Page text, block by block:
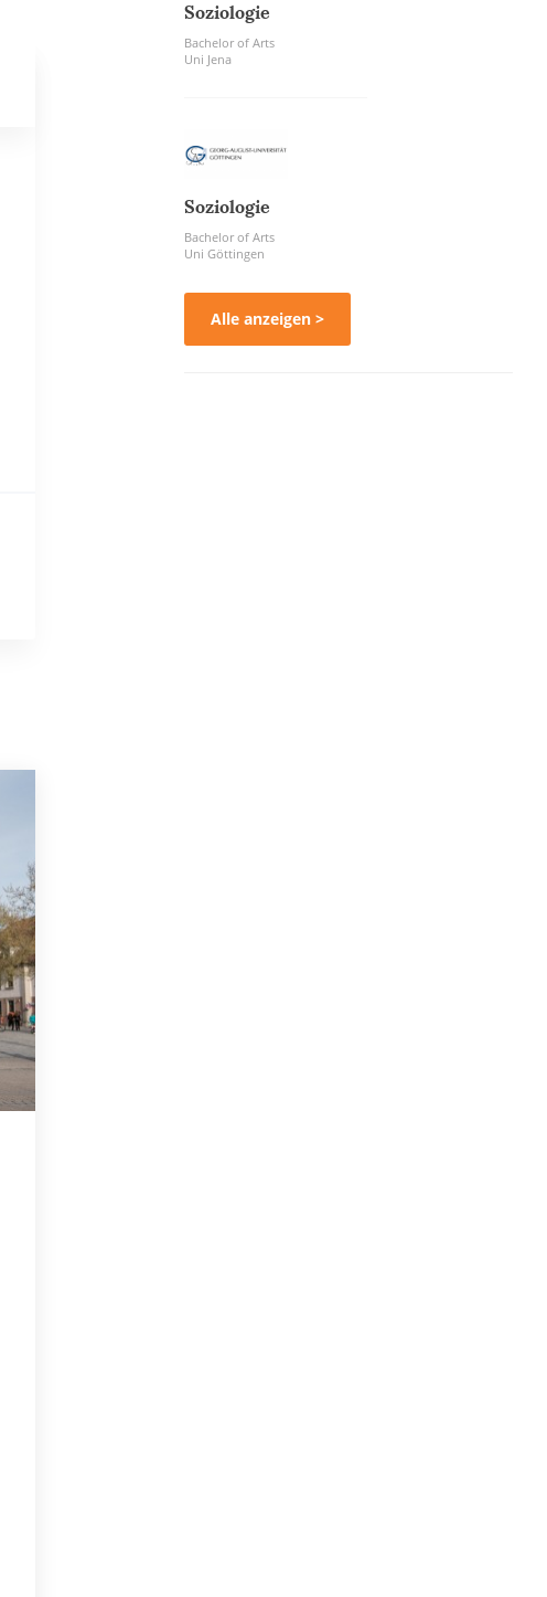
Soziologie
Bachelor of Arts
Uni Jena
Soziologie
Bachelor of Arts
Uni Göttingen
Alle anzeigen >